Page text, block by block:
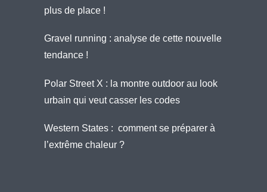
plus de place !
Gravel running : analyse de cette nouvelle
tendance !
Polar Street X : la montre outdoor au look
urbain qui veut casser les codes
Western States : comment se préparer à
l’extrême chaleur ?